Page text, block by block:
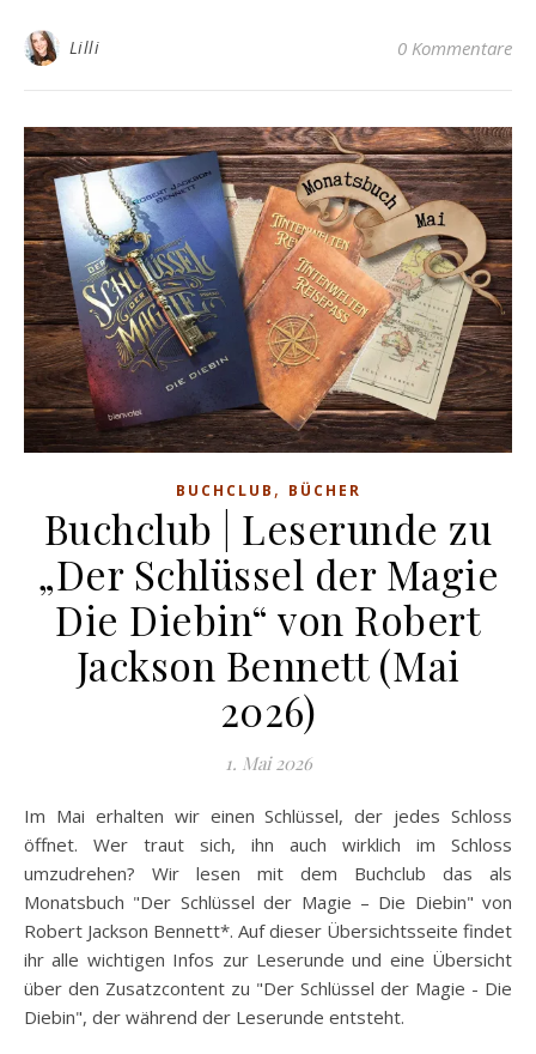
Lilli 0 Kommentare
BUCHCLUB , BÜCHER
Buchclub | Leserunde zu
„Der Schlüssel der Magie
Die Diebin“ von Robert
Jackson Bennett (Mai
2026)
1. Mai 2026
Im Mai erhalten wir einen Schlüssel, der jedes Schloss
öffnet. Wer traut sich, ihn auch wirklich im Schloss
umzudrehen? Wir lesen mit dem Buchclub das als
Monatsbuch "Der Schlüssel der Magie – Die Diebin" von
Robert Jackson Bennett*. Auf dieser Übersichtsseite findet
ihr alle wichtigen Infos zur Leserunde und eine Übersicht
über den Zusatzcontent zu "Der Schlüssel der Magie - Die
Diebin", der während der Leserunde entsteht.